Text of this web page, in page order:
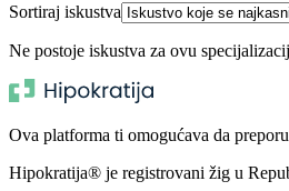
Sortiraj iskustva
Ne postoje iskustva za ovu
Ova platforma ti omogućava da
Hipokratija® je registrovani žig u